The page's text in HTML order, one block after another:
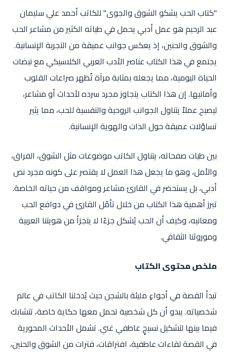
"كتاب الحب يشكو الشوق والجوى" للكاتب أحمد علي سليمان
عبد الرحيم هو عمل أدبي يحمل في طياته الكثير من مشاعر الحب
والشوق والحنين، إذ يعكس جوانب عميقة من التجربة الإنسانية.
يجتمع في هذا الكتاب عناصر الأدب العربي الكلاسيكي مع نبضات
الحياة اليومية، مما يجعله بمثابة مرآة تُظهر صراعات القلوب
وأمانيها. إن هذا الكتاب يتجاوز مجرد سرده لأحداث أو مشاعر،
ليصبح عملاً يتناول الجوانب الروحية والنفسية للحب، مما يثير
تساؤلات عميقة حول الذات والهوية الإنسانية.
بين طيات صفحاته، يتناول الكاتب موضوعات مثل الشوق، الفراق،
والأمل، وهو ما يجعل هذا العمل لا يقتصر على كونه مجرد نص
أدبي، بل يستحضر في القارئ مشاعر ومواقف من حياته الخاصة.
تبرز أهمية هذا الكتاب من خلال تأمّل القارئ في دوافع الحب
ومعانيه، وكيف أن الحب يُشكل جزءًا لا يتجزأ من هويتنا العربية
وموروثنا الثقافي.
ملخص محتوى الكتاب
تبدأ القصة في أجواءٍ مليئة بالشجن حيث يُدخلنا الكاتب في عالم
شخصياته. يبدو أن كل شخصية تحمل معها حكاية خاصة، تتشابك
فيما بينها لتشكيل نسيجٍ عاطفي غني. تشمل الأحداث المحورية
في القصة لقاءات عاطفية، افتراقات، فترات من الشوق والحنين،